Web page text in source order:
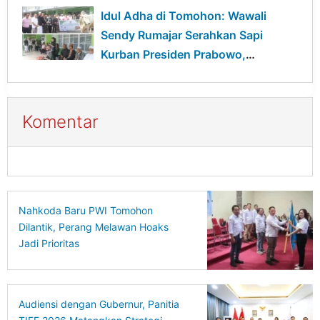
Idul Adha di Tomohon: Wawali
Sendy Rumajar Serahkan Sapi
Kurban Presiden Prabowo,
Komentar
Nahkoda Baru PWI Tomohon
Dilantik, Perang Melawan Hoaks
Jadi Prioritas
Audiensi dengan Gubernur, Panitia